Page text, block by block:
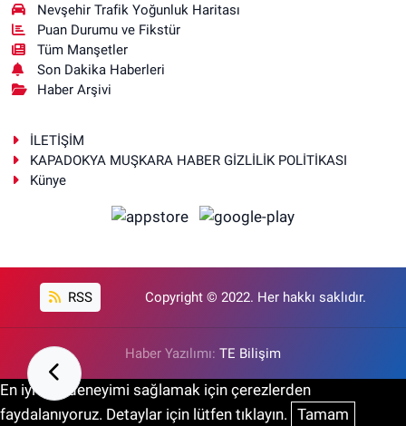
Nevşehir Trafik Yoğunluk Haritası
Puan Durumu ve Fikstür
Tüm Manşetler
Son Dakika Haberleri
Haber Arşivi
İLETİŞİM
KAPADOKYA MUŞKARA HABER GİZLİLİK POLİTİKASI
Künye
RSS Copyright © 2022. Her hakkı saklıdır.
Haber Yazılımı: TE Bilişim
En iyi site deneyimi sağlamak için çerezlerden
faydalanıyoruz. Detaylar için lütfen tıklayın. Tamam